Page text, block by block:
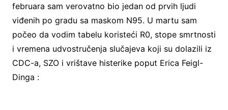
februara sam verovatno bio jedan od prvih ljudi
viđenih po gradu sa maskom N95. U martu sam
počeo da vodim tabelu koristeći R0, stope smrtnosti
i vremena udvostručenja slučajeva koji su dolazili iz
CDC-a, SZO i vrištave histerike poput Erica Feigl-
Dinga :